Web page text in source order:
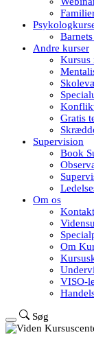
Andre kurser
Kursus
Gratis
Supervision
Book
Om os
Kontakt
Om
VISO-
Søg